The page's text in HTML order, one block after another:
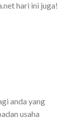
hari ini juga!
anda yang
usaha